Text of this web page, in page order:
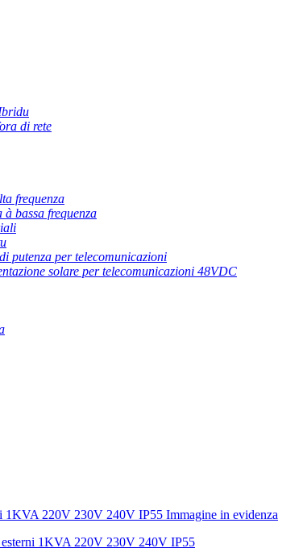
di rete
frequenza
bassa frequenza
putenza per telecomunicazioni
solare per telecomunicazioni 48VDC